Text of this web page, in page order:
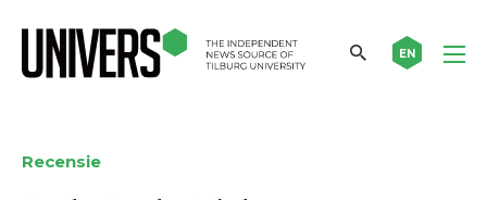
EN
Recensie